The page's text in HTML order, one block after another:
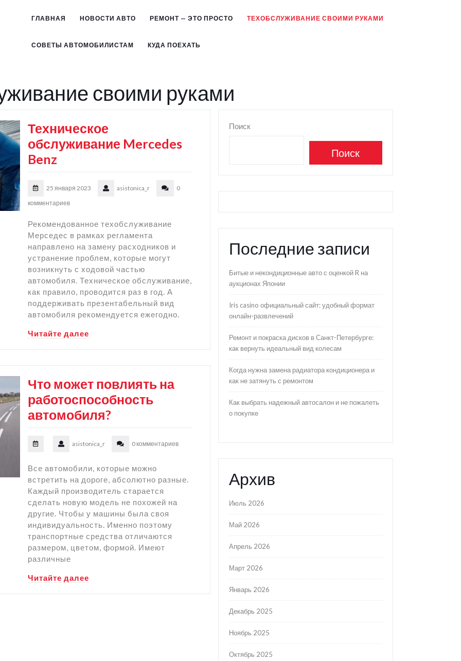
ГЛАВНАЯ НОВОСТИ АВТО РЕМОНТ — ЭТО ПРОСТО ТЕХОБСЛУЖИВАНИЕ СВОИМИ РУКАМИ
СОВЕТЫ АВТОМОБИЛИСТАМ КУДА ПОЕХАТЬ
своими руками
Техническое
обслуживание Mercedes
Benz
25 января 2023 asistonica_r
0
комментариев
Рекомендованное техобслуживание
Мерседес в рамках регламента
направлено на замену расходников и
устранение проблем, которые могут
возникнуть с ходовой частью
автомобиля. Техническое обслуживание,
как правило, проводится раз в год. А
поддерживать презентабельный вид
автомобиля рекомендуется ежегодно.
Читайте далее
Что может повлиять на
работоспособность
автомобиля?
asistonica_r 0 комментариев
Все автомобили, которые можно
встретить на дороге, абсолютно разные.
Каждый производитель старается
сделать новую модель не похожей на
другие. Чтобы у машины была своя
индивидуальность. Именно поэтому
транспортные средства отличаются
размером, цветом, формой. Имеют
различные
Читайте далее
Поиск
Поиск
Последние записи
Битые и некондиционные авто с оценкой R на
аукционах Японии
Iris casino официальный сайт: удобный формат
онлайн-развлечений
Ремонт и покраска дисков в Санкт-Петербурге:
как вернуть идеальный вид колесам
Когда нужна замена радиатора кондиционера и
как не затянуть с ремонтом
Как выбрать надежный автосалон и не пожалеть
о покупке
Архив
Июль 2026
Май 2026
Апрель 2026
Март 2026
Январь 2026
Декабрь 2025
Ноябрь 2025
Октябрь 2025